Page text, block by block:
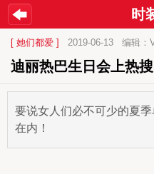
时
[ 她们都爱 ] 2019-06-13 编辑：
迪丽热巴生日会上热
要说女人们必不可少的夏
在内！